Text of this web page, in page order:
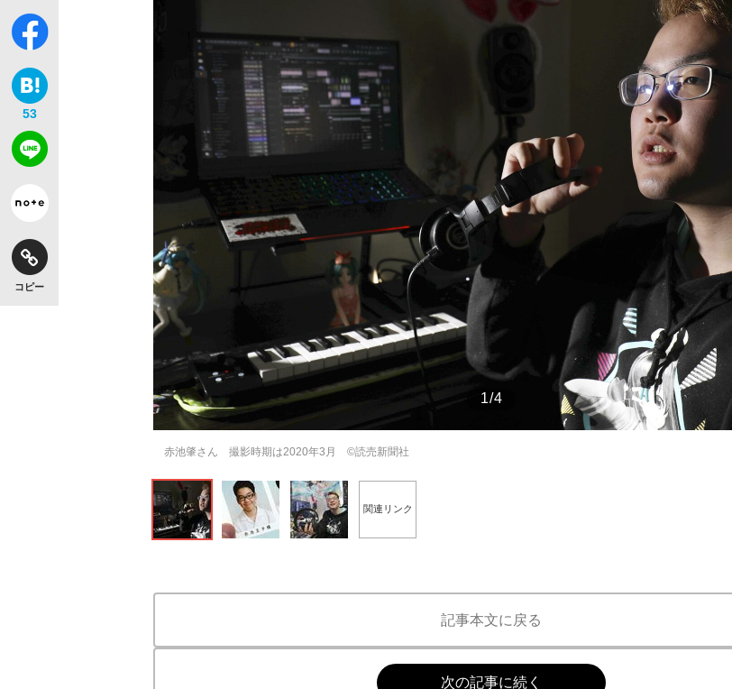
「目標達成できなかったからと言って…」サッカー日本代表・森保一監督...
the Style
もっと見る
53
コピー
1/4
赤池肇さん 撮影時期は2020年3月 ©読売新聞社
関連リンク
記事本文に戻る
次の記事に続く